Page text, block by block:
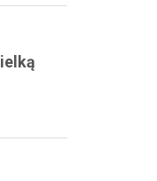
wielką
kenijska
walka